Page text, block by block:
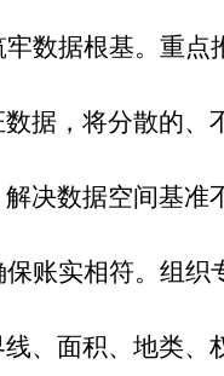
数据根基。 重点
据，将分散的、
决数据空间基准
账实相符。 组织
、面积、地类、